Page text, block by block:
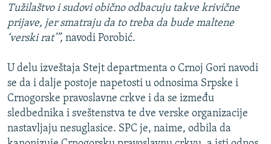
Tužilaštvo i sudovi obično odbacuju takve krivične
prijave, jer smatraju da to treba da bude maltene
‘verski rat’”, navodi Porobić.
U delu izveštaja Stejt departmenta o Crnoj Gori navodi
se da i dalje postoje napetosti u odnosima Srpske i
Crnogorske pravoslavne crkve i da se između
sledbednika i sveštenstva te dve verske organizacije
nastavljaju nesuglasice. SPC je, naime, odbila da